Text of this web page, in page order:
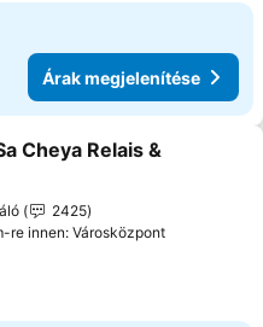
Árak megjelenítése
a kedvencekhez
Cheya Relais &
2425
re innen: Városközpont